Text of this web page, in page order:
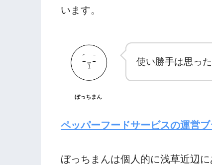
います。
ぼっちまん
使い勝手は思っ
ペッパーフードサービスの運営
ぼっちまんは個人的に浅草近辺に